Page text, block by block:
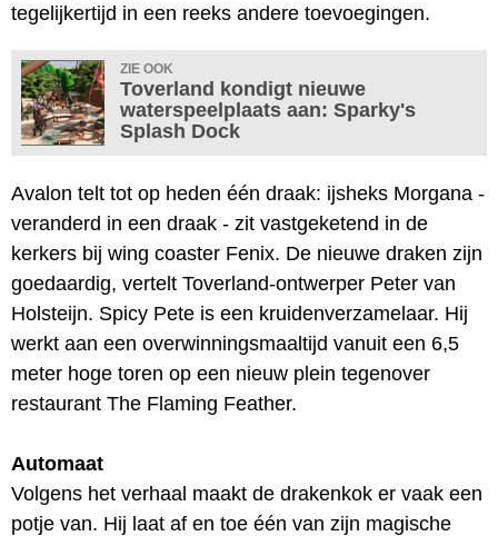
tegelijkertijd in een reeks andere toevoegingen.
ZIE OOK
Toverland kondigt nieuwe
waterspeelplaats aan: Sparky's
Splash Dock
Avalon telt tot op heden één draak: ijsheks Morgana -
veranderd in een draak - zit vastgeketend in de
kerkers bij wing coaster Fenix. De nieuwe draken zijn
goedaardig, vertelt Toverland-ontwerper Peter van
Holsteijn. Spicy Pete is een kruidenverzamelaar. Hij
werkt aan een overwinningsmaaltijd vanuit een 6,5
meter hoge toren op een nieuw plein tegenover
restaurant The Flaming Feather.
Automaat
Volgens het verhaal maakt de drakenkok er vaak een
potje van. Hij laat af en toe één van zijn magische